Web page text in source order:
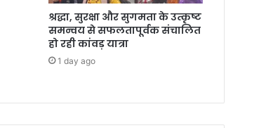
श्रद्धा, सुरक्षा और सुगमता के उत्कृष्ट
समन्वय से सफलतापूर्वक संचालित
हो रही कांवड़ यात्रा
1 day ago